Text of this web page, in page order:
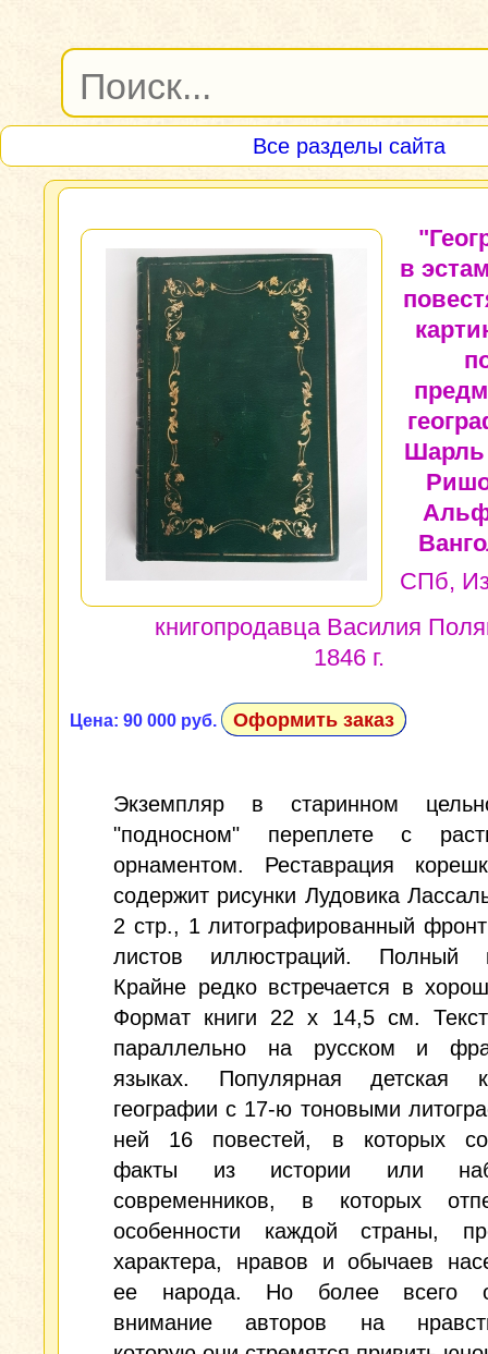
Все разделы сайта
в
СПб,
книгопродавца Василия
1846 г.
Цена: 90 000 руб. Оформить заказ
Экземпляр в старинном
"подносном" переплете с
орнаментом. Реставрация
содержит рисунки Лудовика
2 стр., 1 литографированный
листов иллюстраций. Полный
Крайне редко встречается в
Формат книги 22 х 14,5 см.
параллельно на русском и
языках. Популярная детская
географии с 17-ю тоновыми
ней 16 повестей, в которых
факты из истории или
современников, в которых
особенности каждой страны,
характера, нравов и обычаев
ее народа. Но более всего
внимание авторов на